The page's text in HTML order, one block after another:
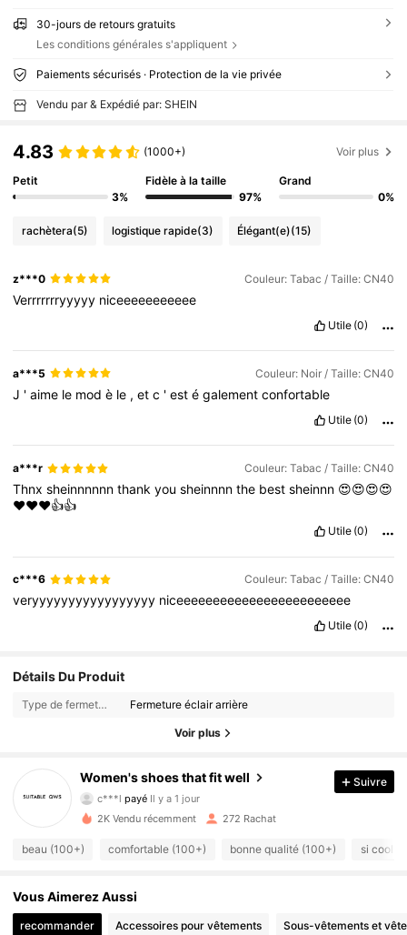
30-jours de retours gratuits
Les conditions générales s'appliquent
Paiements sécurisés · Protection de la vie privée
Vendu par & Expédié par: SHEIN
4.83 (1000+) Voir plus
Petit
3%
Fidèle à la taille
97%
Grand
0%
rachètera(5) logistique rapide(3) Élégant(e)(15)
z***0 Couleur: Tabac / Taille: CN40
Verrrrrrryyyyy niceeeeeeeeeee
Utile (0)
a***5 Couleur: Noir / Taille: CN40
J 'aime le modè le ,etc 'estégalementconfortable
Utile (0)
a***r Couleur: Tabac / Taille: CN40
Thnxsheinnnnnnthankyousheinnnnthe bestsheinnn 😍😍😍😍
❤️❤️❤️👍👍
Utile (0)
c***6 Couleur: Tabac / Taille: CN40
veryyyyyyyyyyyyyyyyy niceeeeeeeeeeeeeeeeeeeeeeee
Utile (0)
Détails Du Produit
Type de fermeture: Fermeture éclair arrière
Voir plus
Women's shoes that fit well
4.88
372 Suiveurs
c***l payé Il y a 1 jour
a suivi Il y a 1 jour
4.88 372 Suiveurs
Suivre
2K Vendu récemment 272 Rachat
beau (100+) comfortable (100+) bonne qualité (100+) si cool
Vous Aimerez Aussi
recommander Accessoires pour vêtements Sous-vêtements et